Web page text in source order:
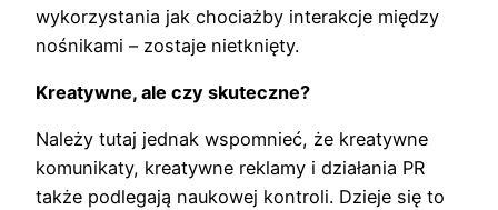
wykorzystania jak chociażby interakcje między
nośnikami – zostaje nietknięty.
Kreatywne, ale czy skuteczne?
Należy tutaj jednak wspomnieć, że kreatywne
komunikaty, kreatywne reklamy i działania PR
także podlegają naukowej kontroli. Dzieje się to